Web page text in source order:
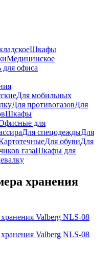
Шкафы
Медицинское
для офиса
Для мобильных
Для противогазовДля
Шкафы
для
Для спецодеждыДля
Для обувиДля
газаШкафы для
хранения